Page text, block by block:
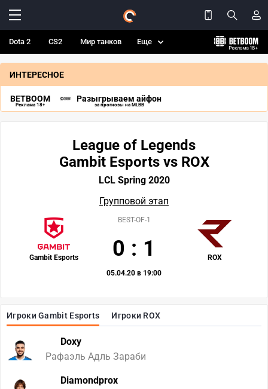
Dota 2 CS2 Мир танков Еще
ИНТЕРЕСНОЕ
BETBOOM
Реклама 18+
Разыгрываем айфон
за прогнозы на MLBB
Игроки Gambit Esports Игроки ROX
Doxy
Рафаэль Адль Зараби
Diamondprox
League of Legends
Gambit Esports vs ROX
LCL Spring 2020
Групповой этап
Gambit Esports ROX
BEST-OF-1
0 : 1
05.04.20 в 19:00